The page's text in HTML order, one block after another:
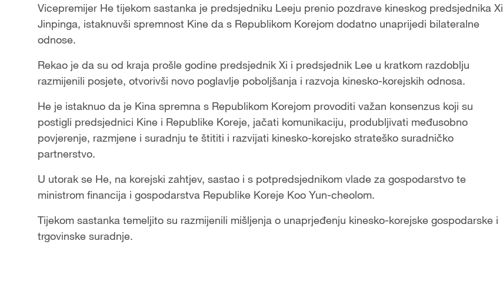
Vicepremijer He tijekom sastanka je predsjedniku Leeju prenio pozdrave kineskog predsjednika Xi
Jinpinga, istaknuvši spremnost Kine da s Republikom Korejom dodatno unaprijedi bilateralne
odnose.
Rekao je da su od kraja prošle godine predsjednik Xi i predsjednik Lee u kratkom razdoblju
razmijenili posjete, otvorivši novo poglavlje poboljšanja i razvoja kinesko-korejskih odnosa.
He je istaknuo da je Kina spremna s Republikom Korejom provoditi važan konsenzus koji su
postigli predsjednici Kine i Republike Koreje, jačati komunikaciju, produbljivati međusobno
povjerenje, razmjene i suradnju te štititi i razvijati kinesko-korejsko strateško suradničko
partnerstvo.
U utorak se He, na korejski zahtjev, sastao i s potpredsjednikom vlade za gospodarstvo te
ministrom financija i gospodarstva Republike Koreje Koo Yun-cheolom.
Tijekom sastanka temeljito su razmijenili mišljenja o unaprjeđenju kinesko-korejske gospodarske i
trgovinske suradnje.